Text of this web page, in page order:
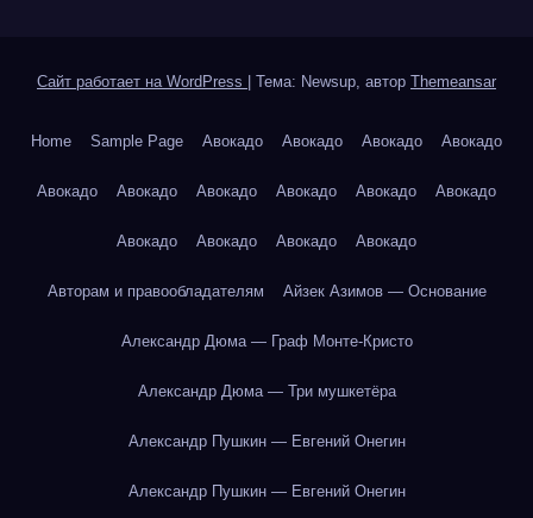
Сайт работает на WordPress Тема: Newsup, автор Themeansar
Home Sample Page Авокадо Авокадо Авокадо Авокадо
Авокадо Авокадо Авокадо Авокадо Авокадо Авокадо
Авокадо Авокадо Авокадо Авокадо
Авторам и правообладателям Айзек Азимов — Основание
Александр Дюма — Граф Монте-Кристо
Александр Дюма — Три мушкетёра
Александр Пушкин — Евгений Онегин
Александр Пушкин — Евгений Онегин